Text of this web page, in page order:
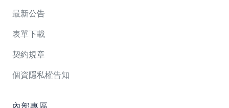
最新公告
表單下載
契約規章
個資隱私權告知
內部專區